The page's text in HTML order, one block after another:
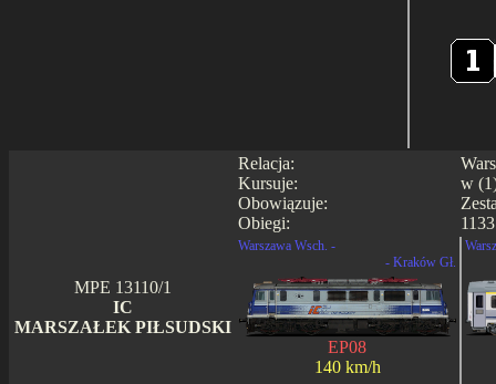
Relacja:
Kursuje:
Obowiązuje:
Obiegi:
w
MPE 13110/1
IC
MARSZAŁEK PIŁSUDSKI
Warszawa Wsch. -
- Kraków Gł.
EP08
140 km/h